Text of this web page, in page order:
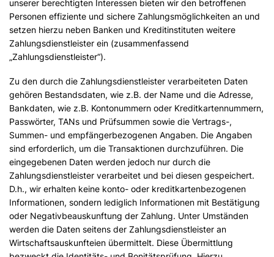
unserer berechtigten Interessen bieten wir den betroffenen
Personen effiziente und sichere Zahlungsmöglichkeiten an und
setzen hierzu neben Banken und Kreditinstituten weitere
Zahlungsdienstleister ein (zusammenfassend
„Zahlungsdienstleister“).
Zu den durch die Zahlungsdienstleister verarbeiteten Daten
gehören Bestandsdaten, wie z.B. der Name und die Adresse,
Bankdaten, wie z.B. Kontonummern oder Kreditkartennummern,
Passwörter, TANs und Prüfsummen sowie die Vertrags-,
Summen- und empfängerbezogenen Angaben. Die Angaben
sind erforderlich, um die Transaktionen durchzuführen. Die
eingegebenen Daten werden jedoch nur durch die
Zahlungsdienstleister verarbeitet und bei diesen gespeichert.
D.h., wir erhalten keine konto- oder kreditkartenbezogenen
Informationen, sondern lediglich Informationen mit Bestätigung
oder Negativbeauskunftung der Zahlung. Unter Umständen
werden die Daten seitens der Zahlungsdienstleister an
Wirtschaftsauskunfteien übermittelt. Diese Übermittlung